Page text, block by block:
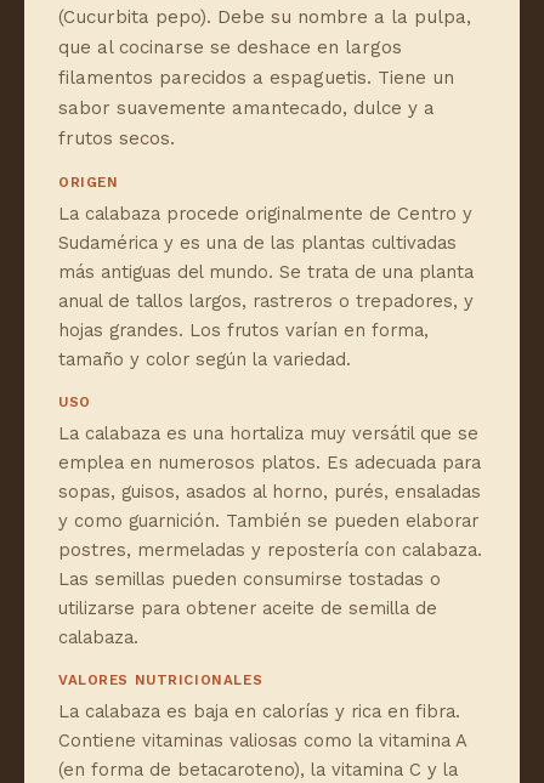
(Cucurbita pepo). Debe su nombre a la pulpa,
que al cocinarse se deshace en largos
filamentos parecidos a espaguetis. Tiene un
sabor suavemente amantecado, dulce y a
frutos secos.
ORIGEN
La calabaza procede originalmente de Centro y
Sudamérica y es una de las plantas cultivadas
más antiguas del mundo. Se trata de una planta
anual de tallos largos, rastreros o trepadores, y
hojas grandes. Los frutos varían en forma,
tamaño y color según la variedad.
USO
La calabaza es una hortaliza muy versátil que se
emplea en numerosos platos. Es adecuada para
sopas, guisos, asados al horno, purés, ensaladas
y como guarnición. También se pueden elaborar
postres, mermeladas y repostería con calabaza.
Las semillas pueden consumirse tostadas o
utilizarse para obtener aceite de semilla de
calabaza.
VALORES NUTRICIONALES
La calabaza es baja en calorías y rica en fibra.
Contiene vitaminas valiosas como la vitamina A
(en forma de betacaroteno), la vitamina C y la